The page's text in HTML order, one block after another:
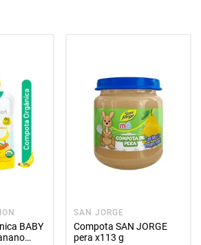
BABY
SAN JORGE
Compota SAN JORGE
pera x113 g